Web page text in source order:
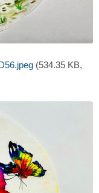
(534.35 KB,